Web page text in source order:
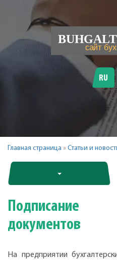
RU
Главная страница » Статьи и
документов
На предприятии